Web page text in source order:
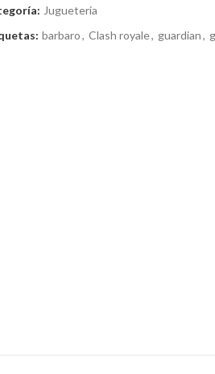
Jugueteria
barbaro, Clash royale, guardian,